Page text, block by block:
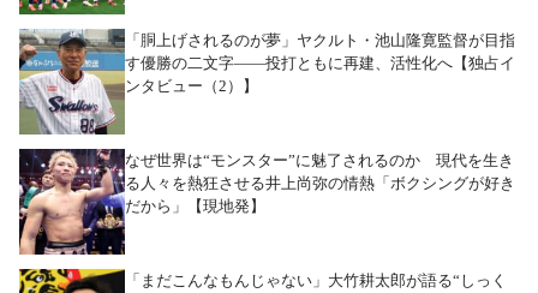
「胴上げされるのが夢」ヤクルト・池山隆寛監督が目指
す優勝の二文字――投打ともに再建、活性化へ【独占イ
ンタビュー（2）】
なぜ世界は“モンスター”に魅了されるのか 現代を生き
る人々を熱狂させる井上尚弥の情熱「ボクシングが好き
だから」【現地発】
「まだこんなもんじゃない」大竹耕太郎が語る“しっく